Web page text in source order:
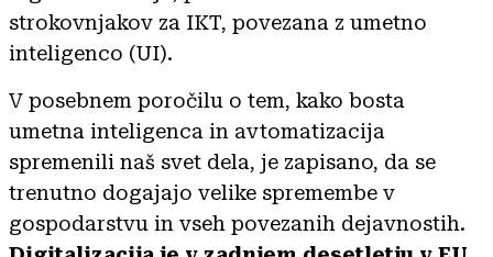
strokovnjakov za IKT, povezana z umetno
inteligenco (UI).
V posebnem poročilu o tem, kako bosta
umetna inteligenca in avtomatizacija
spremenili naš svet dela, je zapisano, da se
trenutno dogajajo velike spremembe v
gospodarstvu in vseh povezanih dejavnostih.